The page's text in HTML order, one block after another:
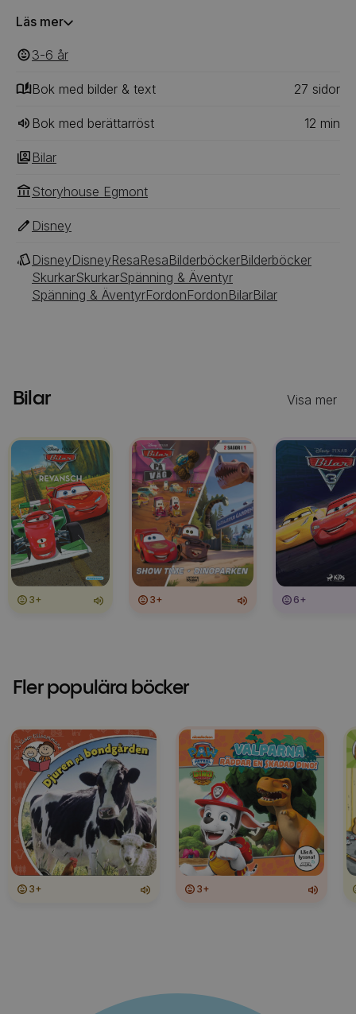
Läs mer
3-6 ‎‎ år
Bok med bilder & text 27 ‎‎ sidor
Bok med berättarröst 12 min
Bilar
Storyhouse Egmont
Disney
DisneyDisneyResaResaBilderböckerBilderböcker
SkurkarSkurkarSpänning & Äventyr
Spänning & ÄventyrFordonFordonBilarBilar
Bilar Visa mer
3+ 3+ 6+
Fler populära böcker
3+ 3+